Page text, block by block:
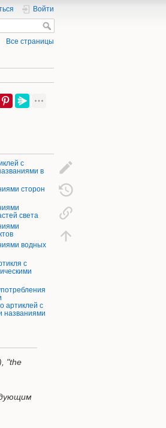
Войти
Все страницы
с
в
сторон
света
водных
с
артиклей с
названиями
"the